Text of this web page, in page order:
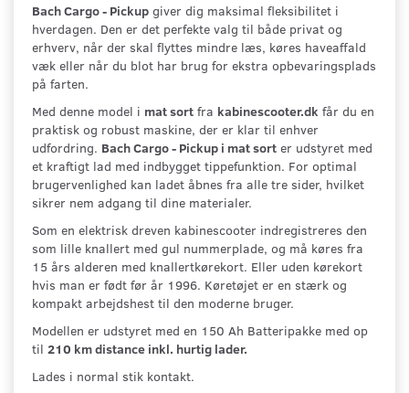
Bach Cargo - Pickup giver dig maksimal fleksibilitet i
hverdagen. Den er det perfekte valg til både privat og
erhverv, når der skal flyttes mindre læs, køres haveaffald
væk eller når du blot har brug for ekstra opbevaringsplads
på farten.
Med denne model i mat sort fra kabinescooter.dk får du en
praktisk og robust maskine, der er klar til enhver
udfordring. Bach Cargo - Pickup i mat sort er udstyret med
et kraftigt lad med indbygget tippefunktion. For optimal
brugervenlighed kan ladet åbnes fra alle tre sider, hvilket
sikrer nem adgang til dine materialer.
Som en elektrisk dreven kabinescooter indregistreres den
som lille knallert med gul nummerplade, og må køres fra
15 års alderen med knallertkørekort. Eller uden kørekort
hvis man er født før år 1996. Køretøjet er en stærk og
kompakt arbejdshest til den moderne bruger.
Modellen er udstyret med en 150 Ah Batteripakke med op
til 210 km distance inkl. hurtig lader.
Lades i normal stik kontakt.